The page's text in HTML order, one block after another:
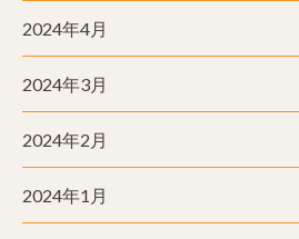
2024年4月
2024年3月
2024年2月
2024年1月